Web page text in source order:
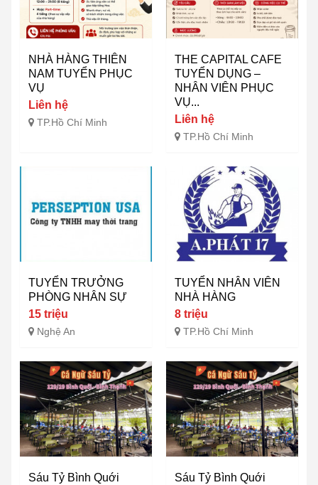
NHÀ HÀNG THIÊN
NAM TUYỂN PHỤC
VỤ
Liên hệ
TP.Hồ Chí Minh
THE CAPITAL CAFE
TUYỂN DỤNG –
NHÂN VIÊN PHỤC
VỤ...
Liên hệ
TP.Hồ Chí Minh
TUYỂN TRƯỞNG
PHÒNG NHÂN SỰ
15 triệu
Nghệ An
TUYỂN NHÂN VIÊN
NHÀ HÀNG
8 triệu
TP.Hồ Chí Minh
Sáu Tỷ Bình Quới
Sáu Tỷ Bình Quới